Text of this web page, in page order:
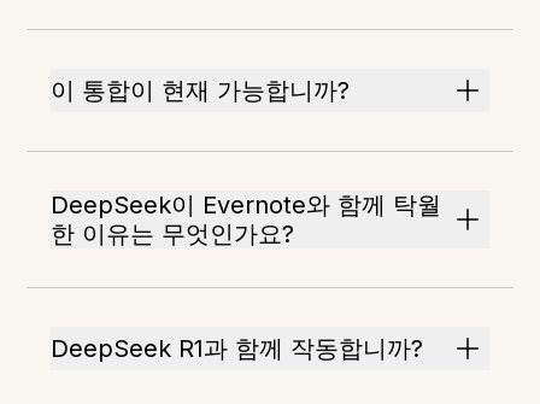
이 통합이 현재 가능합니까?
DeepSeek이 Evernote와 함께 탁월
한 이유는 무엇인가요?
DeepSeek R1과 함께 작동합니까?